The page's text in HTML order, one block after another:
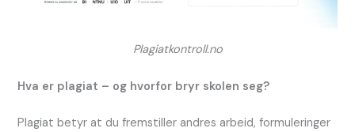
Plagiatkontroll.no
Hva er plagiat – og hvorfor bryr skolen seg?
Plagiat betyr at du fremstiller andres arbeid, formuleringer